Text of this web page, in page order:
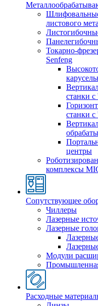
листового
Токарно-
Senfeng
станки
станки
центры
комплексы
Сопутствующее
Чиллеры
Лазерные
Лазерные
Модули
Расходные